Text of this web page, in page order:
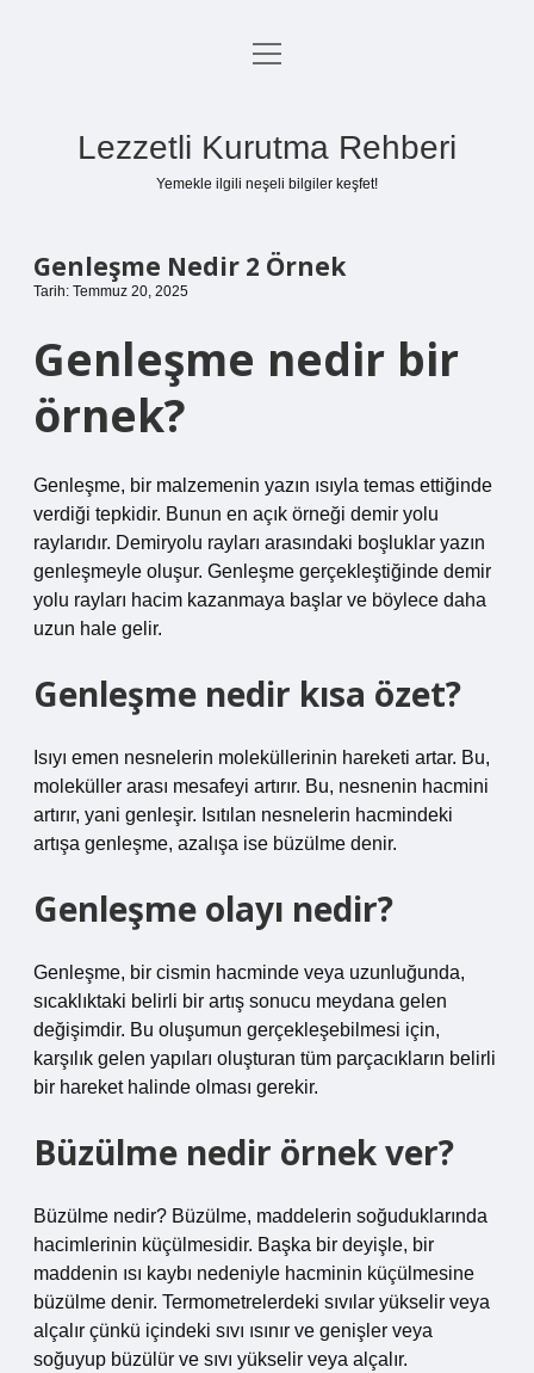
Anasayfa
menüyü
Lezzetli Kurutma Rehberi
Yemekle ilgili neşeli bilgiler keşfet!
Genleşme Nedir 2 Örnek
Tarih: Temmuz 20, 2025
Genleşme nedir bir
örnek?
Genleşme, bir malzemenin yazın ısıyla temas ettiğinde
verdiği tepkidir. Bunun en açık örneği demir yolu
raylarıdır. Demiryolu rayları arasındaki boşluklar yazın
genleşmeyle oluşur. Genleşme gerçekleştiğinde demir
yolu rayları hacim kazanmaya başlar ve böylece daha
uzun hale gelir.
Genleşme nedir kısa özet?
Isıyı emen nesnelerin moleküllerinin hareketi artar. Bu,
moleküller arası mesafeyi artırır. Bu, nesnenin hacmini
artırır, yani genleşir. Isıtılan nesnelerin hacmindeki
artışa genleşme, azalışa ise büzülme denir.
Genleşme olayı nedir?
Genleşme, bir cismin hacminde veya uzunluğunda,
sıcaklıktaki belirli bir artış sonucu meydana gelen
değişimdir. Bu oluşumun gerçekleşebilmesi için,
karşılık gelen yapıları oluşturan tüm parçacıkların belirli
bir hareket halinde olması gerekir.
Büzülme nedir örnek ver?
Büzülme nedir? Büzülme, maddelerin soğuduklarında
hacimlerinin küçülmesidir. Başka bir deyişle, bir
maddenin ısı kaybı nedeniyle hacminin küçülmesine
büzülme denir. Termometrelerdeki sıvılar yükselir veya
alçalır çünkü içindeki sıvı ısınır ve genişler veya
soğuyup büzülür ve sıvı yükselir veya alçalır.